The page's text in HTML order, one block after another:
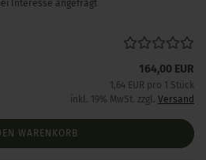
Interesse angefragt
164,00 EUR
1,64 EUR pro 1 Stück
inkl. 19% MwSt. zzgl. Versand
WARENKORB